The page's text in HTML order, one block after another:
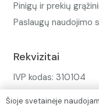
Pinigų ir prekių
Paslaugų naudojimo
Rekvizitai
IVP kodas: 310104
Šioje svetainėje